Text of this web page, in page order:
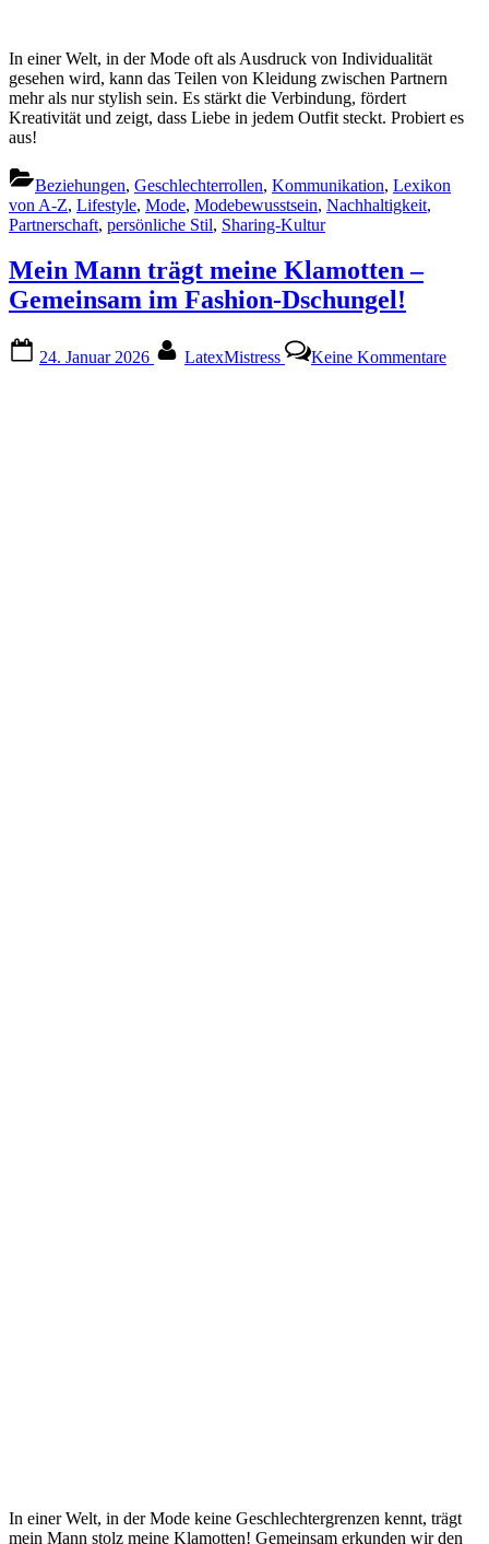
In einer Welt, in der Mode oft als Ausdruck von Individualität
gesehen wird, kann das Teilen von Kleidung zwischen Partnern
mehr als nur stylish sein. Es stärkt die Verbindung, fördert
Kreativität und zeigt, dass Liebe in jedem Outfit steckt. Probiert es
aus!
Beziehungen, Geschlechterrollen, Kommunikation, Lexikon
von A-Z, Lifestyle, Mode, Modebewusstsein, Nachhaltigkeit,
Partnerschaft, persönliche Stil, Sharing-Kultur
Mein Mann trägt meine Klamotten –
Gemeinsam im Fashion-Dschungel!
on
24. Januar 2026 LatexMistress Keine KommentareMein
In einer Welt, in der Mode keine Geschlechtergrenzen kennt, trägt
mein Mann stolz meine Klamotten! Gemeinsam erkunden wir den